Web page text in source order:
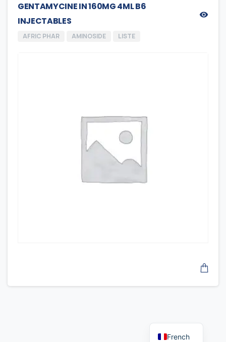
GENTAMYCINE IN 160MG 4ML B6
INJECTABLES
AFRIC PHAR AMINOSIDE LISTE
French